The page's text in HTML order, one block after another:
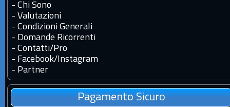
- Chi Sono
- Valutazioni
- Condizioni Generali
- Domande Ricorrenti
- Contatti/Pro
- Facebook/Instagram
- Partner
Pagamento Sicuro